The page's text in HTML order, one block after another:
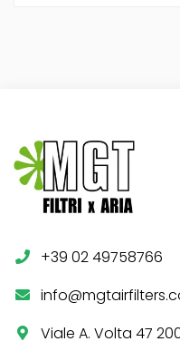
+39 02 49758766
Viale A. Volta 47